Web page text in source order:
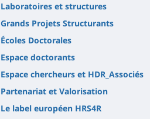
Laboratoires et structures
Grands Projets Structurants
Écoles Doctorales
Espace doctorants
Espace chercheurs et HDR_Associés
Partenariat et Valorisation
Le label européen HRS4R